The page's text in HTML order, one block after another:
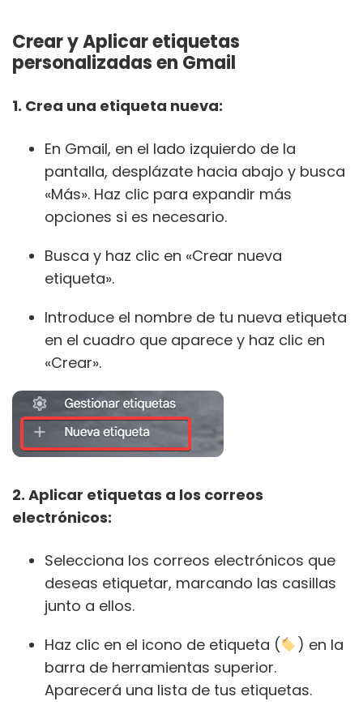
Crear y Aplicar etiquetas
personalizadas en Gmail
1. Crea una etiqueta nueva:
En Gmail, en el lado izquierdo de la
pantalla, desplázate hacia abajo y busca
«Más». Haz clic para expandir más
opciones si es necesario.
Busca y haz clic en «Crear nueva
etiqueta».
Introduce el nombre de tu nueva etiqueta
en el cuadro que aparece y haz clic en
«Crear».
2. Aplicar etiquetas a los correos
electrónicos:
Selecciona los correos electrónicos que
deseas etiquetar, marcando las casillas
junto a ellos.
Haz clic en el icono de etiqueta (
) en la
barra de herramientas superior.
Aparecerá una lista de tus etiquetas.